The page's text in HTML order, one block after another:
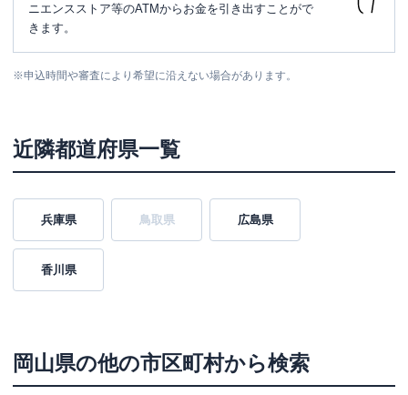
ニエンスストア等のATMからお金を引き出すことがで
きます。
※申込時間や審査により希望に沿えない場合があります。
近隣都道府県一覧
兵庫県 鳥取県 広島県
香川県
岡山県の他の市区町村から検索